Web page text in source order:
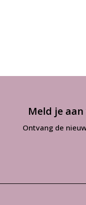
Meld je
Ontvang de